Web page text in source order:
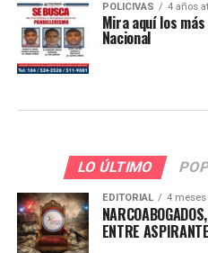
POLICIVAS 4 años
Mira aquí los
Nacional
LO ÚLTIMO
EDITORIAL 4 meses
ENTRE